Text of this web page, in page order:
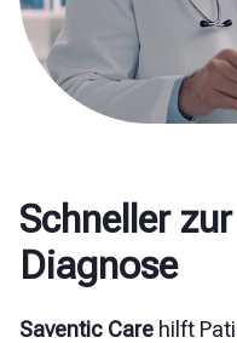
Schneller
Diagnose
Saventic Care hilft